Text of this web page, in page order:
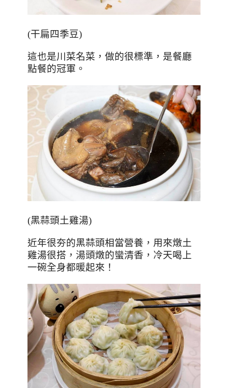
(干扁四季豆)
這也是川菜名菜，做的很標準，是餐廳
點餐的冠軍。
(黑蒜頭土雞湯)
近年很夯的黑蒜頭相當營養，用來燉土
雞湯很搭，湯頭燉的蠻清香，冷天喝上
一碗全身都暖起來！